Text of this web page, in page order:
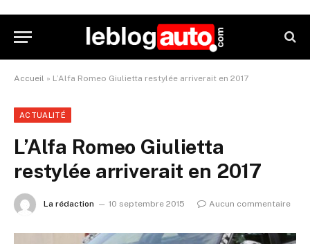
Accueil » L’Alfa Romeo Giulietta restylée arriverait en 2017
ACTUALITÉ
L’Alfa Romeo Giulietta
restylée arriverait en 2017
La rédaction 10 septembre 2015 Aucun commentaire